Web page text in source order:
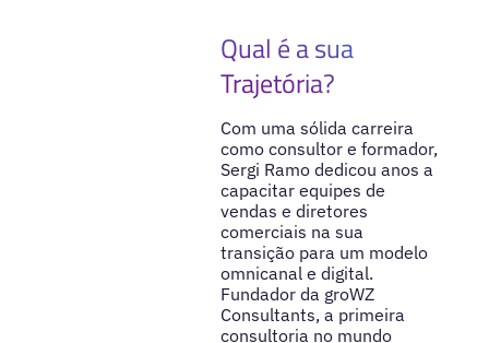
Qual é a sua
Trajetória?
Com uma sólida carreira
como consultor e formador,
Sergi Ramo dedicou anos a
capacitar equipes de
vendas e diretores
comerciais na sua
transição para um modelo
omnicanal e digital.
Fundador da groWZ
Consultants, a primeira
consultoria no mundo